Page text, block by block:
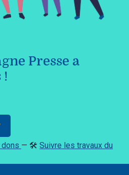
Presse a
!
— 🛠️ Suivre les travaux du